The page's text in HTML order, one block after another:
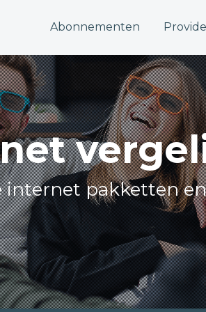
Abonnementen
internet pakketten